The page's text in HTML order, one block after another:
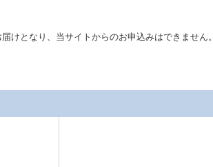
けとなり、当サイトからのお申込みはできません